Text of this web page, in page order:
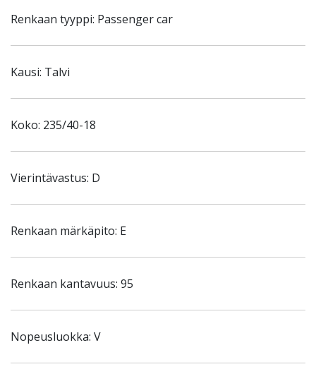
Renkaan tyyppi: Passenger car
Kausi: Talvi
Koko: 235/40-18
Vierintävastus: D
Renkaan märkäpito: E
Renkaan kantavuus: 95
Nopeusluokka: V